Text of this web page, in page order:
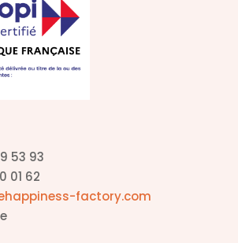
53 93
01 62
factory.com